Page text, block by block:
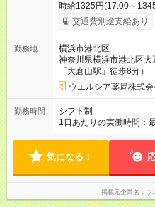
時給1325円(17:00～
以降、社内試験による
～100円の昇給あり （大学生は＋20円
期間あり 試用期間の長
同じです。
交通費別途支給あり
勤務地
横浜市港北区
神奈川県横浜市港北区
「大倉山駅」徒歩8分）
ウエルシア薬局株式会
勤務時間
シフト制
1日あたりの実働時間：
間の勤務 ☆週2～4日の
気になる！
掲載元企業名 ウ